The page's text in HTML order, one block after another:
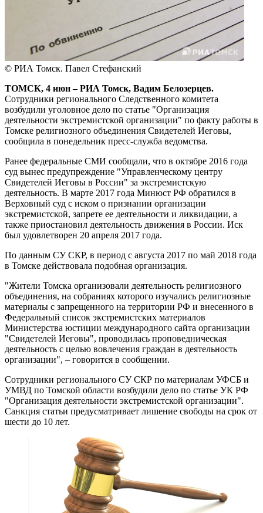
© РИА Томск. Павел Стефанский
ТОМСК, 4 июн – РИА Томск, Вадим Белозерцев.
Сотрудники регионального Следственного комитета
возбудили уголовное дело по статье "Организация
деятельности экстремистской организации" по факту работы в
Томске религиозного объединения Свидетелей Иеговы,
сообщила в понедельник пресс-служба ведомства.
Ранее федеральные СМИ сообщали, что в октябре 2016 года
суд вынес предупреждение "Управленческому центру
Свидетелей Иеговы в России" за экстремистскую
деятельность. В марте 2017 года Минюст РФ обратился в
Верховный суд с иском о признании организации
экстремистской, запрете ее деятельности и ликвидации, а
также приостановил деятельность движения в России. Иск
был удовлетворен 20 апреля 2017 года.
По данным СУ СКР, в период с августа 2017 по май 2018 года
в Томске действовала подобная организация.
"Жители Томска организовали деятельность религиозного
объединения, на собраниях которого изучались религиозные
материалы с запрещенного на территории РФ и внесенного в
Федеральный список экстремистских материалов
Министерства юстиции международного сайта организации
"Свидетелей Иеговы", проводилась проповедническая
деятельность с целью вовлечения граждан в деятельность
организации", – говорится в сообщении.
Сотрудники регионального СУ СКР по материалам УФСБ и
УМВД по Томской области возбудили дело по статье УК РФ
"Организация деятельности экстремистской организации".
Санкция статьи предусматривает лишение свободы на срок от
шести до 10 лет.